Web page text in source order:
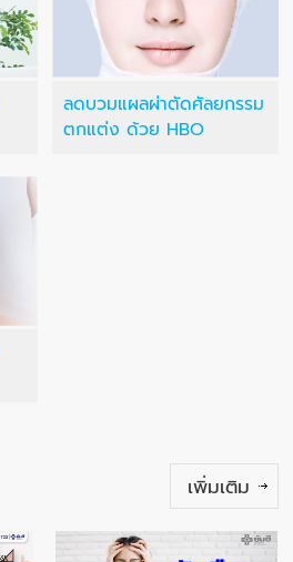
ลดบวมแผลผ่าตัดศัลยกรรม
ตกแต่ง ด้วย HBO
เพิ่มเติม